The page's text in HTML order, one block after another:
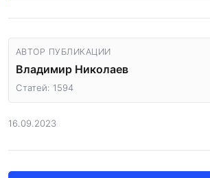
АВТОР ПУБЛИКАЦИИ
Владимир Николаев
Статей: 1594
16.09.2023